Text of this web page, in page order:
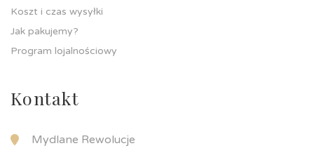
Koszt i czas wysyłki
Jak pakujemy?
Program lojalnościowy
Kontakt
Mydlane Rewolucje